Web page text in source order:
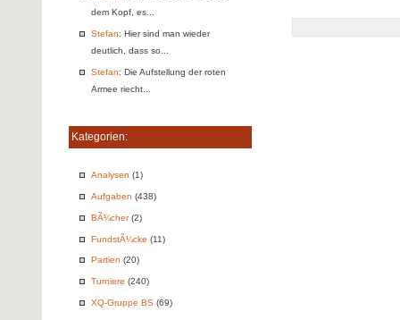
dem Kopf, es...
Stefan: Hier sind man wieder
deutlich, dass so...
Stefan: Die Aufstellung der roten
Armee riecht...
Kategorien:
Analysen (1)
Aufgaben (438)
BÃ¼cher(2)
FundstÃ¼cke (11)
Partien (20)
Turniere (240)
XQ-Gruppe BS (69)